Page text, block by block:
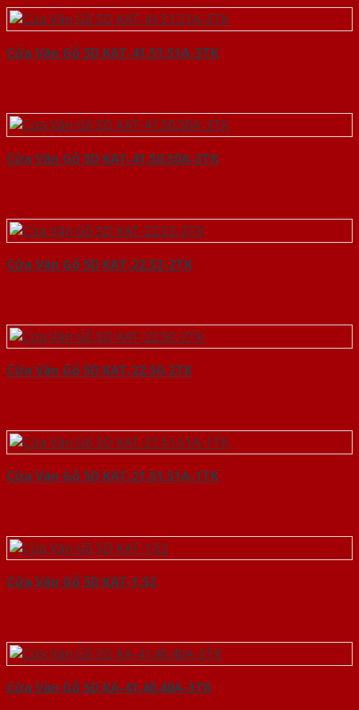
Cửa Vân Gỗ 5D KAT-41.51.51A-3TK
Cửa Vân Gỗ 5D KAT-41.50.50A-3TK
Cửa Vân Gỗ 5D KAT-22.52-2TK
Cửa Vân Gỗ 5D KAT-22.50-2TK
Cửa Vân Gỗ 5D KAT-21.51.51A-1TK
Cửa Vân Gỗ 5D KAT-1.52
Cửa Vân Gỗ 5D KA-41.40.40A-3TK